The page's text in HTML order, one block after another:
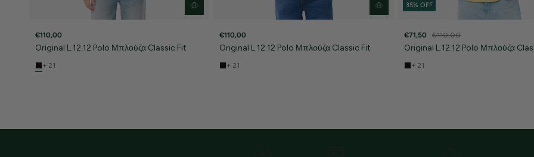
€110,00
Original L.12.12 Polo Μπλούζα Classic Fit
+ 21
€110,00
Original L.12.12 Polo Μπλούζα Classic Fit
+ 21
35% OFF
€71,50 €110,00
Original L.12.12 Polo Μπλούζα
+ 21